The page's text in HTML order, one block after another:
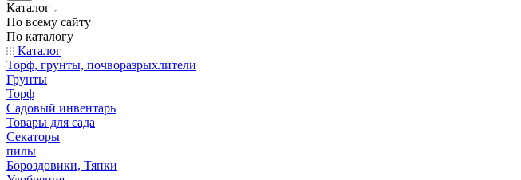
Каталог
По всему сайту
По каталогу
Каталог
Торф, грунты, почворазрыхлители
Грунты
Торф
Садовый инвентарь
Товары для сада
Секаторы
пилы
Бороздовики, Тяпки